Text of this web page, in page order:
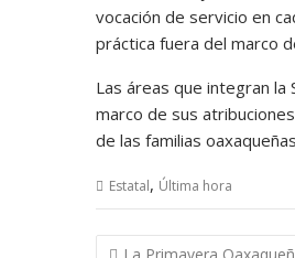
vocación de servicio en
práctica fuera del marco
Las áreas que integran la
marco de sus
de las familias
Estatal, Última hora
Navegación
La Primavera